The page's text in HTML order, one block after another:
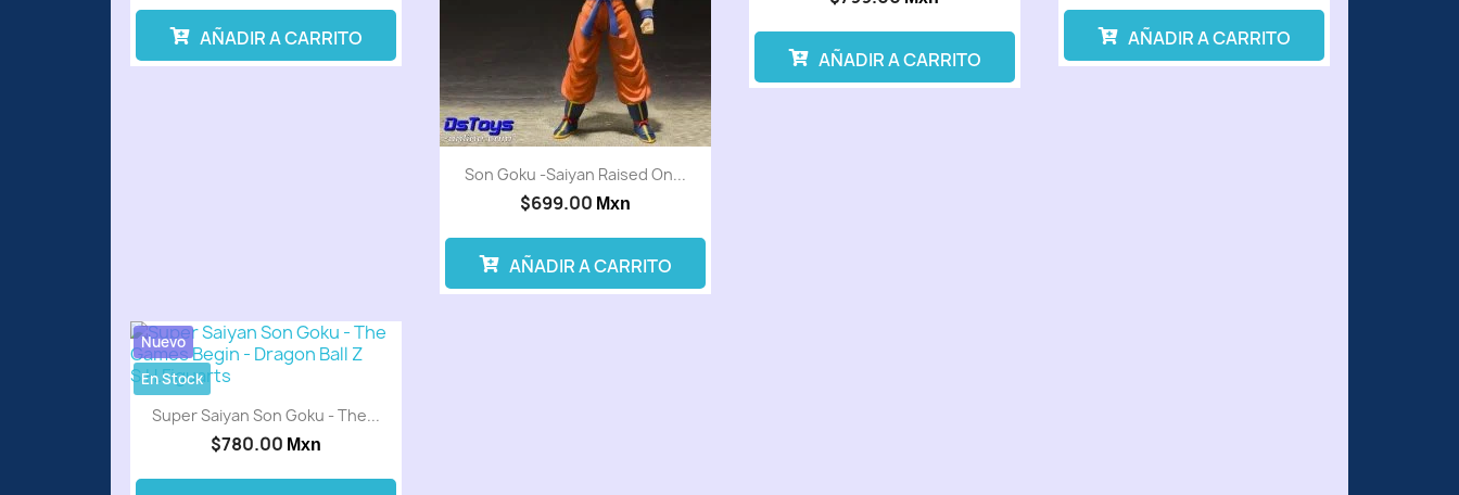
AÑADIR A CARRITO
Son Goku -Saiyan Raised On...
$699.00 Mxn
AÑADIR A CARRITO
AÑADIR A CARRITO
AÑADIR A CARRITO
Super Saiyan Son Goku - The...
$780.00 Mxn
Nuevo
En Stock